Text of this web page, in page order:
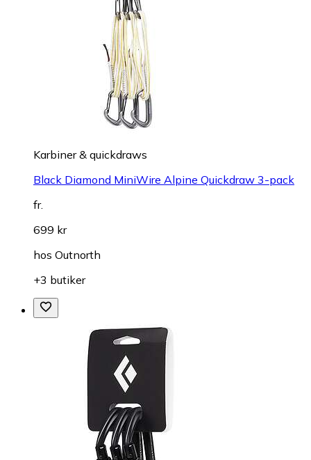
Karbiner & quickdraws
Black Diamond MiniWire Alpine Quickdraw 3-pack
fr.
699 kr
hos Outnorth
+3 butiker